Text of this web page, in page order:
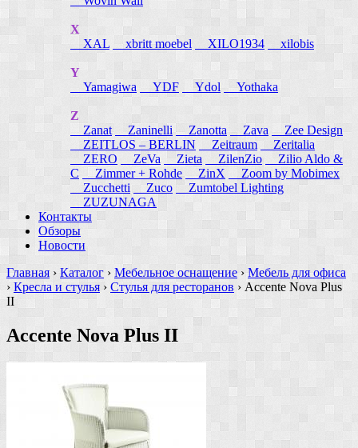
X
XAL
xbritt moebel XILO1934 xilobis
Y
Yamagiwa
YDF Ydol Yothaka
Z
Zanat
Zaninelli Zanotta Zava
Zee Design
ZEITLOS – BERLIN
Zeitraum
Zeritalia
ZERO
ZeVa Zieta ZilenZio
Zilio Aldo &
C
Zimmer + Rohde ZinX
Zoom by Mobimex
Zucchetti
Zuco
Zumtobel Lighting
ZUZUNAGA
Контакты
Обзоры
Новости
Главная › Каталог › Мебельное оснащение › Мебель для офиса
› Кресла и стулья › Стулья для ресторанов › Accente Nova Plus
II
Accente Nova Plus II